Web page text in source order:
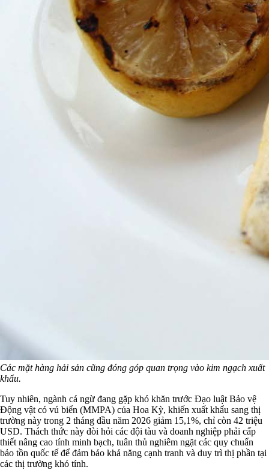
Các mặt hàng hải sản cũng đóng góp quan trọng vào kim ngạch xuất
khẩu.
Tuy nhiên, ngành cá ngừ đang gặp khó khăn trước Đạo luật Bảo vệ
Động vật có vú biển (MMPA) của Hoa Kỳ, khiến xuất khẩu sang thị
trường này trong 2 tháng đầu năm 2026 giảm 15,1%, chỉ còn 42 triệu
USD. Thách thức này đòi hỏi các đội tàu và doanh nghiệp phải cấp
thiết nâng cao tính minh bạch, tuân thủ nghiêm ngặt các quy chuẩn
bảo tồn quốc tế để đảm bảo khả năng cạnh tranh và duy trì thị phần tại
các thị trường khó tính.